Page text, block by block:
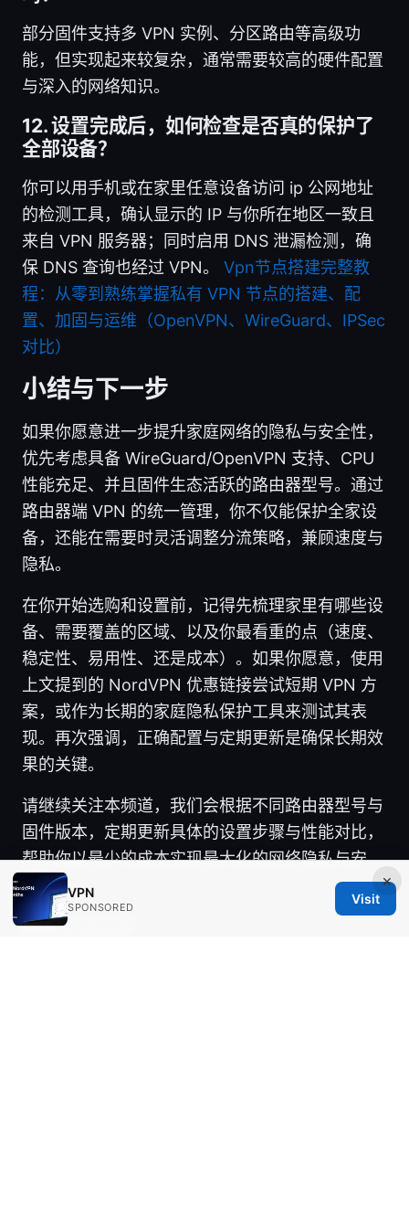
部分固件支持多 VPN 实例、分区路由等高级功
能，但实现起来较复杂，通常需要较高的硬件配置
与深入的网络知识。
12. 设置完成后，如何检查是否真的保护了
全部设备？
你可以用手机或在家里任意设备访问 ip 公网地址
的检测工具，确认显示的 IP 与你所在地区一致且
来自 VPN 服务器；同时启用 DNS 泄漏检测，确
保 DNS 查询也经过 VPN。 Vpn节点搭建完整教
程：从零到熟练掌握私有 VPN 节点的搭建、配
置、加固与运维（OpenVPN、WireGuard、IPSec
对比）
小结与下一步
如果你愿意进一步提升家庭网络的隐私与安全性，
优先考虑具备 WireGuard/OpenVPN 支持、CPU
性能充足、并且固件生态活跃的路由器型号。通过
路由器端 VPN 的统一管理，你不仅能保护全家设
备，还能在需要时灵活调整分流策略，兼顾速度与
隐私。
在你开始选购和设置前，记得先梳理家里有哪些设
备、需要覆盖的区域、以及你最看重的点（速度、
稳定性、易用性、还是成本）。如果你愿意，使用
上文提到的 NordVPN 优惠链接尝试短期 VPN 方
案，或作为长期的家庭隐私保护工具来测试其表
现。再次强调，正确配置与定期更新是确保长期效
果的关键。
请继续关注本频道，我们会根据不同路由器型号与
固件版本，定期更新具体的设置步骤与性能对比，
帮助你以最少的成本实现最大化的网络隐私与安
全。
猾猴vpn怎么样
×
VPN
SPONSORED
Visit